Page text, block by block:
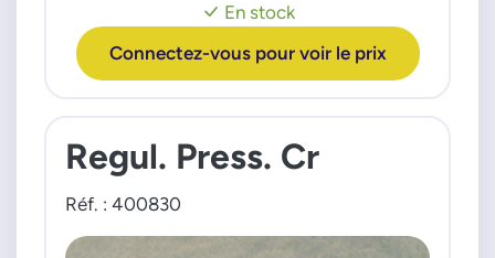
2210030050
2256026010
2942000093
En stock
Connectez-vous pour voir le prix
30c D4D 02>09
Verso 20c D4D 09>
Verso 22c D4D 09>
Regul. Press. Cr
Réf. : 400830